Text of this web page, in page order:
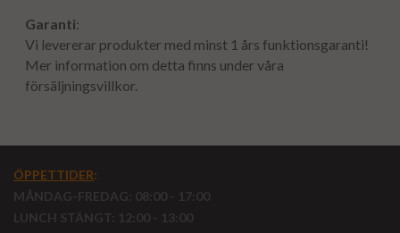
Garanti:
Vi levererar produkter med minst 1 års funktionsgaranti!
Mer information om detta finns under våra
försäljningsvillkor.
ÖPPETTIDER:
MÅNDAG-FREDAG: 08:00 - 17:00
LUNCH STÄNGT: 12:00 - 13:00